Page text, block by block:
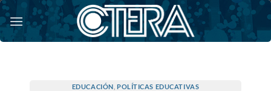
Saltar
al
contenido
EDUCACIÓN POLÍTICAS EDUCATIVAS